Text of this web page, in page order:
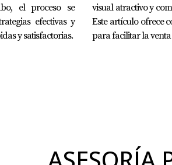
el proceso se
efectivas y
y satisfactorias.
visual atractivo y
Este artículo ofrece
para facilitar la